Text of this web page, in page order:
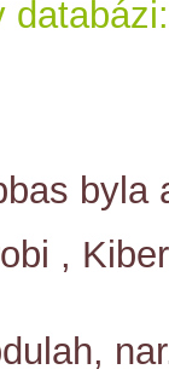
databázi:
byla
,